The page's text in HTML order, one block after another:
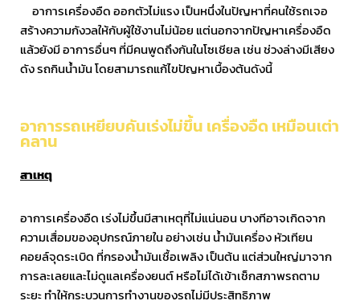
อาการเครื่องอืด ออกตัวไม่แรง เป็นหนึ่งในปัญหาที่คนใช้รถเจอ
สร้างความกังวลให้กับผู้ใช้งานไม่น้อย แต่นอกจากปัญหาเครื่องอืด
แล้วยังมี อาการอื่นๆ ที่มีคนพูดถึงกันในโซเชียล เช่น ช่วงล่างมีเสียง
ดัง รถกินน้ำมัน โดยสามารถแก้ไขปัญหาเบื้องต้นดังนี้
อาการรถเหยียบคันเร่งไม่ขึ้น เครื่องอืด เหมือนเต่า
คลาน
สาเหตุ
อาการเครื่องอืด เร่งไม่ขึ้นมีสาเหตุที่ไม่แน่นอน บางทีอาจเกิดจาก
ความเสื่อมของอุปกรณ์ภายใน อย่างเช่น น้ำมันเครื่อง หัวเทียน
คอยล์จุดระเบิด ที่กรองน้ำมันเชื้อเพลิง เป็นต้น แต่ส่วนใหญ่มาจาก
การละเลยและไม่ดูแลเครื่องยนต์ หรือไม่ได้เข้าเช็กสภาพรถตาม
ระยะ ทำให้กระบวนการทำงานของรถไม่มีประสิทธิภาพ